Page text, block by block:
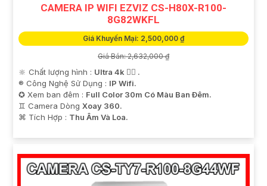
CAMERA IP WIFI EZVIZ CS-H80X-R100-
8G82WKFL
Giá Khuyến Mại: 2,500,000 ₫
Giá Bán: 2,632,000 ₫
🔆 Chất lượng hình : Ultra 4k 👍🏾 .
®️ Công Nghệ Sử Dụng : IP Wifi.
✪ Xem ban đêm : Full Color 30m Có Màu Ban Ðêm.
♊ Camera Dòng Xoay 360.
️⌘ Tích Hợp : Thu Âm Và Loa.